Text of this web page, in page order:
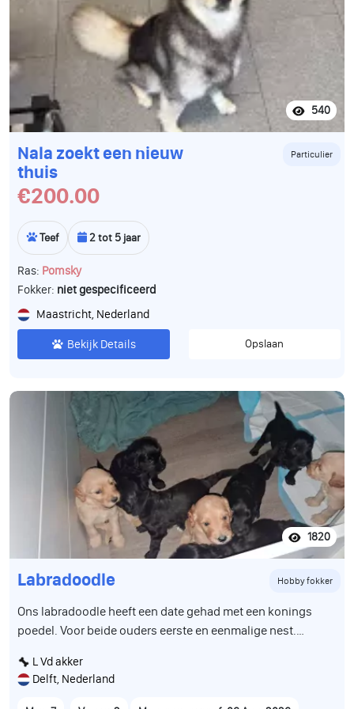
540
Nala zoekt een nieuw
thuis
Particulier
€200.00
Teef 2 tot 5 jaar
Ras: Pomsky
Fokker: niet gespecificeerd
Maastricht, Nederland
Bekijk Details Opslaan
1820
Labradoodle Hobby fokker
Ons labradoodle heeft een date gehad met een konings
poedel. Voor beide ouders eerste en eenmalige nest.
gekomen. We hebben 2 teefjes en 7 reutjes beschikbaar Ze
groeien op in huiselijke kring met andere dieren en
L Vd akker
Delft, Nederland